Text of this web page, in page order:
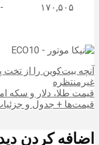
۱۷۰,۵۰۵
-۱۵.۰۰
آنچه بیت‌کوین را از تخت
غیرمنتظره
قیمت‌ها + جدول و
اضافه کردن